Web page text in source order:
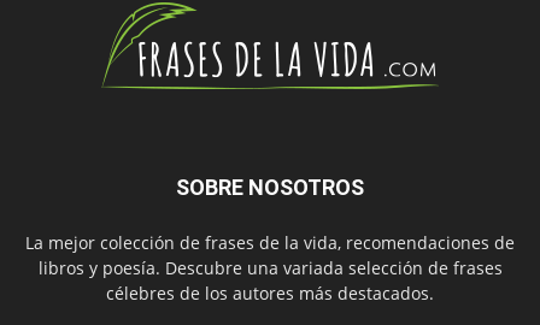
SOBRE NOSOTROS
La mejor colección de frases de la vida, recomendaciones de
libros y poesía. Descubre una variada selección de frases
célebres de los autores más destacados.